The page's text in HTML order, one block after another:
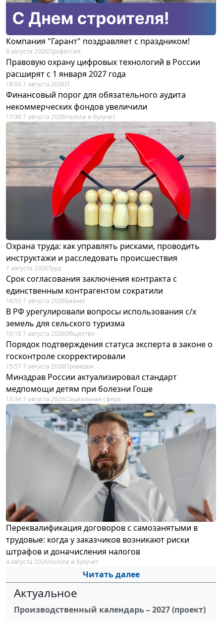
Компания "Гарант" поздравляет с праздником!
9 августа 2026Профессия
Правовую охрану цифровых технологий в России
расширят с 1 января 2027 года
18:04 7 августа 2026IT
Финансовый порог для обязательного аудита
некоммерческих фондов увеличили
17:36 7 августа 2026Налоги и бухучет
Охрана труда: как управлять рисками, проводить
инструктажи и расследовать происшествия
7 августа 2026Труд
Срок согласования заключения контракта с
единственным контрагентом сократили
16:55 7 августа 2026Бизнес
В РФ урегулировали вопросы использования с/х
земель для сельского туризма
16:18 7 августа 2026Общество
Порядок подтверждения статуса эксперта в законе о
госконтроле скорректировали
15:57 7 августа 2026Проверки
Минздрав России актуализировал стандарт
медпомощи детям при болезни Гоше
15:34 7 августа 2026Социальная сфера
Переквалификация договоров с самозанятыми в
трудовые: когда у заказчиков возникают риски
штрафов и доначисления налогов
4 августа 2026Налоги и бухучет
Читать далее
Актуальное
Производственный календарь – 2027 (проект)